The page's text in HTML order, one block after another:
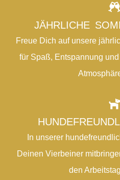
JÄHRLICHE
Freue Dich auf unsere
für Spaß, Entspannung
In unserer
Deinen Vierbeiner
den